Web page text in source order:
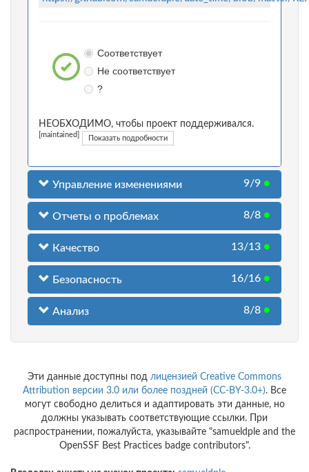
Соответствует
Не соответствует
?
НЕОБХОДИМО, чтобы проект поддерживался.
[maintained] Показать подробности
Управление изменениями 9/9 ●
Отчеты о проблемах 8/8 ●
Качество 13/13 ●
Безопасность 16/16 ●
Анализ 8/8 ●
Эти данные доступны под лицензией Creative Commons
Attribution версии 3.0 или более поздней (CC-BY-3.0+). Все
могут свободно делиться и адаптировать эти данные, но
должны указывать соответствующие ссылки. При
распространении, пожалуйста, указывайте "samueldple and the
OpenSSF Best Practices badge contributors".